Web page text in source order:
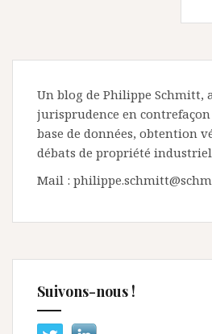
Un blog de Philippe Schmitt,
jurisprudence en contrefaçon
base de données, obtention
débats de propriété
Mail :
Suivons-nous !